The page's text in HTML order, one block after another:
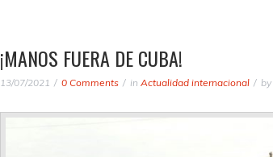
¡MANOS FUERA DE CUBA!
13/07/2021 0 Comments in Actualidad internacional by